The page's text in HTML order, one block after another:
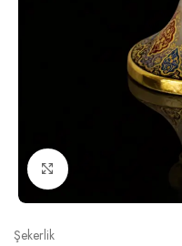
Click to enlarge
Şekerlik